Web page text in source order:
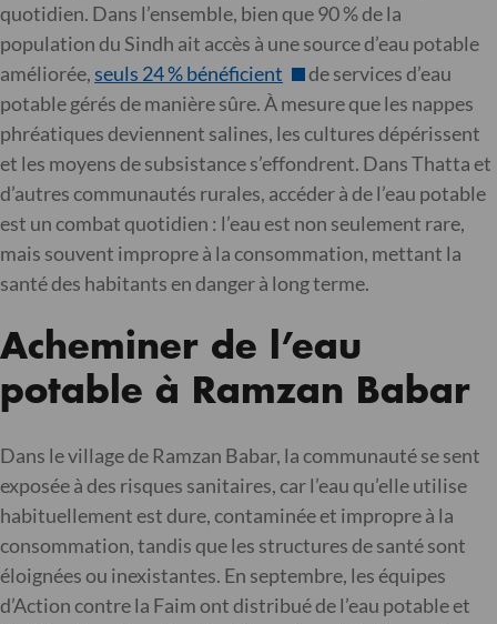
quotidien. Dans l’ensemble, bien que 90 % de la
population du Sindh ait accès à une source d’eau potable
améliorée,seuls 24 % bénéficient
de services d’eau
potable gérés de manière sûre. À mesure que les nappes
phréatiques deviennent salines, les cultures dépérissent
et les moyens de subsistance s’effondrent. Dans Thatta et
d’autres communautés rurales, accéder à de l’eau potable
est un combat quotidien : l’eau est non seulement rare,
mais souvent impropre à la consommation, mettant la
santé des habitants en danger à long terme.
Acheminer de l’eau
potable à Ramzan Babar
Dans le village de Ramzan Babar, la communauté se sent
exposée à des risques sanitaires, car l’eau qu’elle utilise
habituellement est dure, contaminée et impropre à la
consommation, tandis que les structures de santé sont
éloignées ou inexistantes. En septembre, les équipes
d’Action contre la Faim ont distribué de l’eau potable et